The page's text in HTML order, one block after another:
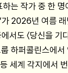
는 작가 중 한
2026년 여름
서도 〈당신을 기
하퍼콜린스에
세계 각지에서